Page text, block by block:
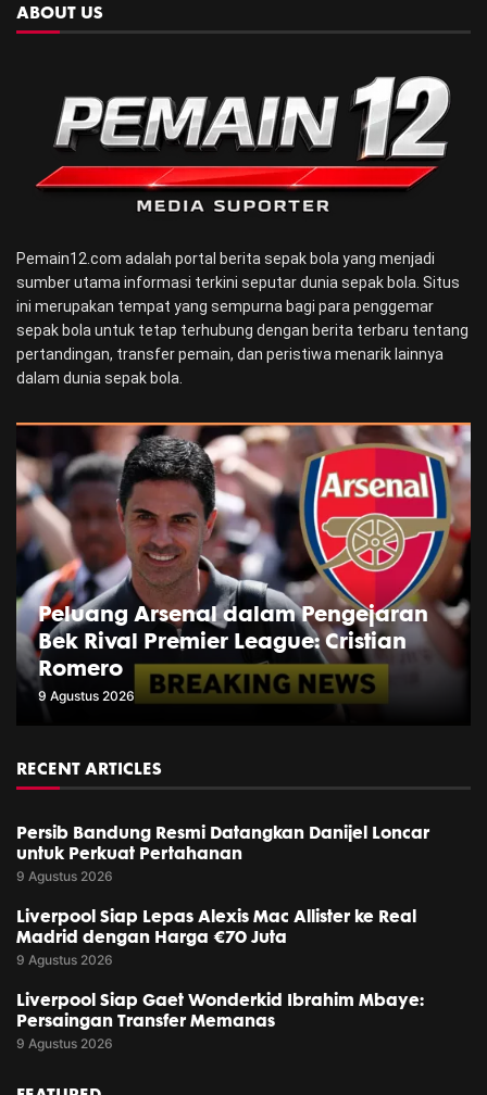
ABOUT US
Pemain12.com adalah portal berita sepak bola yang menjadi
sumber utama informasi terkini seputar dunia sepak bola. Situs
ini merupakan tempat yang sempurna bagi para penggemar
sepak bola untuk tetap terhubung dengan berita terbaru tentang
pertandingan, transfer pemain, dan peristiwa menarik lainnya
dalam dunia sepak bola.
Peluang Arsenal dalam Pengejaran
Bek Rival Premier League: Cristian
Romero
9 Agustus 2026
RECENT ARTICLES
Persib Bandung Resmi Datangkan Danijel Loncar
untuk Perkuat Pertahanan
9 Agustus 2026
Liverpool Siap Lepas Alexis Mac Allister ke Real
Madrid dengan Harga €70 Juta
9 Agustus 2026
Liverpool Siap Gaet Wonderkid Ibrahim Mbaye:
Persaingan Transfer Memanas
9 Agustus 2026